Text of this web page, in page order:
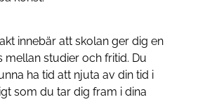
innebär att skolan ger dig en
mellan studier och fritid. Du
ha tid att njuta av din tid i
som du tar dig fram i dina